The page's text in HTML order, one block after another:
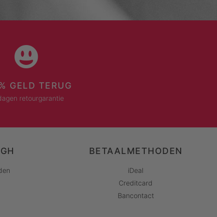
GELD TERUG
retourgarantie
BETAALMETHODEN
iDeal
Creditcard
Bancontact